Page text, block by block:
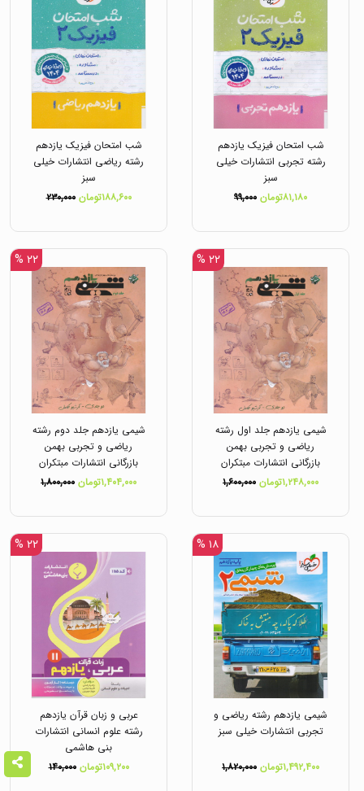
شب امتحان فیزیک یازدهم
رشته تجربی انتشارات خیلی
سبز
۸۱,۱۸۰تومان
۹۹,۰۰۰
شب امتحان فیزیک یازدهم
رشته ریاضی انتشارات خیلی
سبز
۱۸۸,۶۰۰تومان
۲۳۰,۰۰۰
۲۲ %
شیمی یازدهم جلد اول رشته
ریاضی و تجربی بهمن
بازرگانی انتشارات مبتکران
۱,۲۴۸,۰۰۰تومان
۱,۶۰۰,۰۰۰
۲۲ %
شیمی یازدهم جلد دوم رشته
ریاضی و تجربی بهمن
بازرگانی انتشارات مبتکران
۱,۴۰۴,۰۰۰تومان
۱,۸۰۰,۰۰۰
۱۸ %
شیمی یازدهم رشته ریاضی و
تجربی انتشارات خیلی سبز
۱,۴۹۲,۴۰۰تومان ۱,۸۲۰,۰۰۰
۲۲ %
عربی و زبان قرآن یازدهم
رشته علوم انسانی انتشارات
بنی هاشمی
۱۰۹,۲۰۰تومان
۱۴۰,۰۰۰